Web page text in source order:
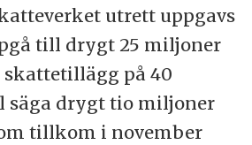
utrett uppgavs
till drygt 25 miljoner
på 40
säga drygt tio miljoner
tillkom i november